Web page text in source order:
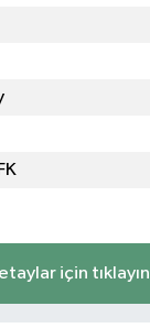
için tıklayın